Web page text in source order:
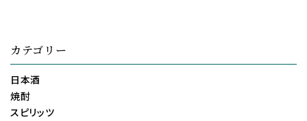
カテゴリー
日本酒
焼酎
スピリッツ